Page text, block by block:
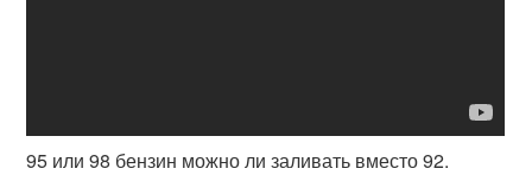
95 или 98 бензин можно ли заливать вместо 92.